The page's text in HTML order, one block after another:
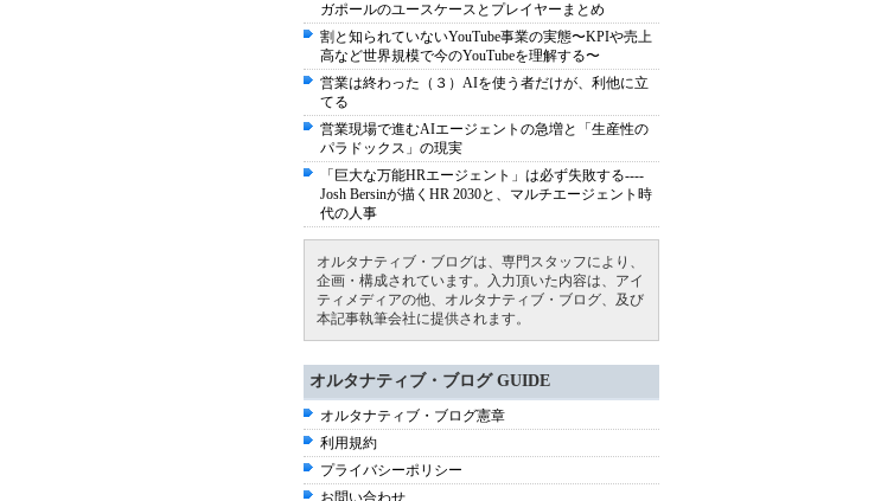
ガポールのユースケースとプレイヤーまとめ
割と知られていないYouTube事業の実態〜KPIや売上
高など世界規模で今のYouTubeを理解する〜
営業は終わった（３）AIを使う者だけが、利他に立
てる
営業現場で進むAIエージェントの急増と「生産性の
パラドックス」の現実
「巨大な万能HRエージェント」は必ず失敗する----
Josh Bersinが描くHR 2030と、マルチエージェント時
代の人事
オルタナティブ・ブログは、専門スタッフにより、
企画・構成されています。入力頂いた内容は、アイ
ティメディアの他、オルタナティブ・ブログ、及び
本記事執筆会社に提供されます。
オルタナティブ・ブログ GUIDE
オルタナティブ・ブログ憲章
利用規約
プライバシーポリシー
お問い合わせ